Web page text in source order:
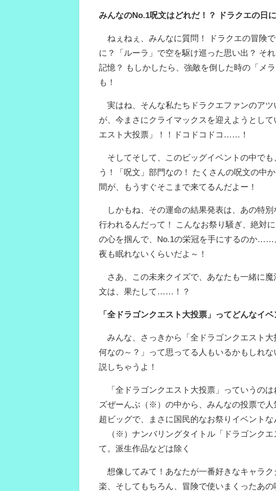
みんなのNo.1呪文はどれだ！？ ドラクエの日
ねぇねぇ、みんなに質問！ ドラクエの冒険
に？「ルーラ」で空を駆け巡った思い出？ そ
記憶？ もしかしたら、強敵を倒した時の「メ
も！
実はね、そんな私たちドラクエファンのア
が、今まさにクライマックスを迎えようとし
エスト大投票」！！ドコドコドコ……！
そしてそして、このビッグイベントの中で
う！「呪文」部門なの！ たくさんの呪文の中
間が、もうすぐそこまで来てるんだよー！
しかもね、その運命の結果発表は、あの特
行われるんだって！ こんなお祭り騒ぎ、絶対
の心を掴んで、No.1の栄冠を手にするのか……
夜も眠れないくらいだよ～！
さあ、この未来クイズで、あなたも一緒に
文は、果たして……！？
「全ドラゴンクエスト大投票」ってどんなイ
みんな、さっきから「全ドラゴンクエスト
何なの～？」って思ってる人もいるかもしれ
説しちゃうよ！
「全ドラゴンクエスト大投票」っていうの
ズぜーんぶ（※）の中から、みんなの投票で人
超ビッグで、まさに国民的なお祭りイベントな
（※）ナンバリングタイトル「ドラゴンクエ
て。派生作品などは除く
想像してみて！あなたが一番好きなキャラ
楽、そしてもちろん、冒険で使いまくったあ